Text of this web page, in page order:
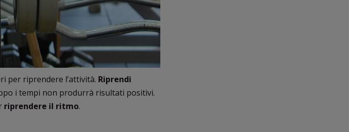
per riprendere l’attività. Riprendi
i tempi non produrrà risultati positivi.
riprendere il ritmo.